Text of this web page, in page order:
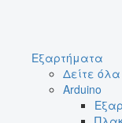
Εξαρτήματα
Δείτε
Arduino